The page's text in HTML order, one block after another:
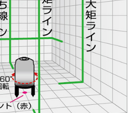
29
21 22 23 24 25
27
28